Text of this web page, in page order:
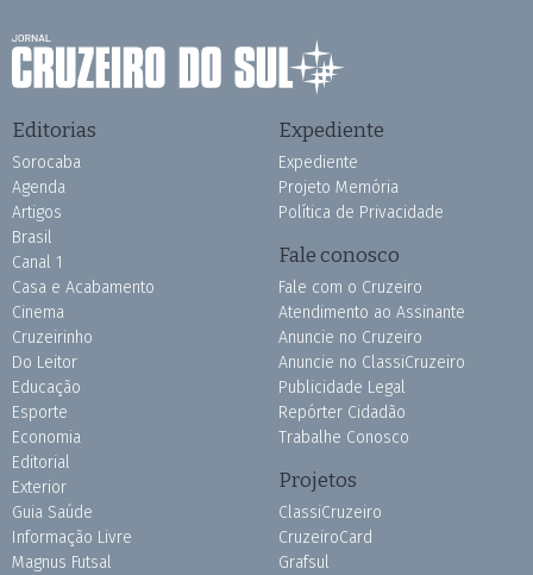
Editorias
Sorocaba
Agenda
Artigos
Brasil
Canal 1
Casa e Acabamento
Cinema
Cruzeirinho
Do Leitor
Educação
Esporte
Economia
Editorial
Exterior
Guia Saúde
Informação Livre
Magnus Futsal
Expediente
Expediente
Projeto Memória
Política de Privacidade
Fale conosco
Fale com o Cruzeiro
Atendimento ao Assinante
Anuncie no Cruzeiro
Anuncie no ClassiCruzeiro
Publicidade Legal
Repórter Cidadão
Trabalhe Conosco
Projetos
ClassiCruzeiro
CruzeiroCard
Grafsul